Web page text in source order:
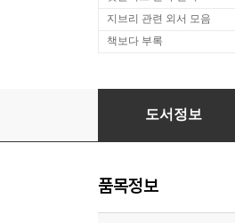
지브리 관련 외서 모음
책보다 부록
Anna Karenina
도서정보
품목정보